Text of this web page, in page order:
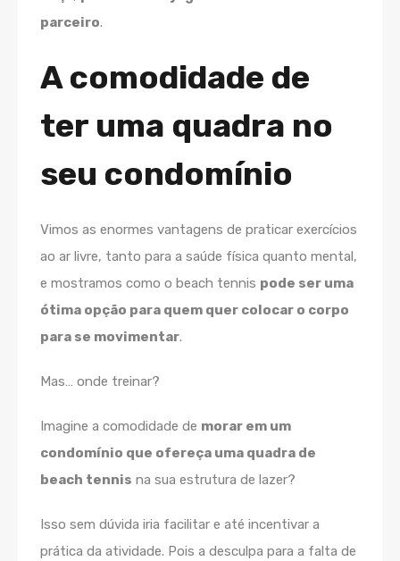
parceiro.
A comodidade de
ter uma quadra no
seu condomínio
Vimos as enormes vantagens de praticar exercícios
ao ar livre, tanto para a saúde física quanto mental,
e mostramos como o beach tennis pode ser uma
ótima opção para quem quer colocar o corpo
para se movimentar.
Mas… onde treinar?
Imagine a comodidade de morar em um
condomínio que ofereça uma quadra de
beach tennis na sua estrutura de lazer?
Isso sem dúvida iria facilitar e até incentivar a
prática da atividade. Pois a desculpa para a falta de